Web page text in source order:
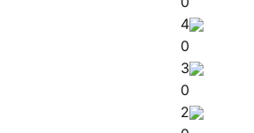
4
0
3
0
2